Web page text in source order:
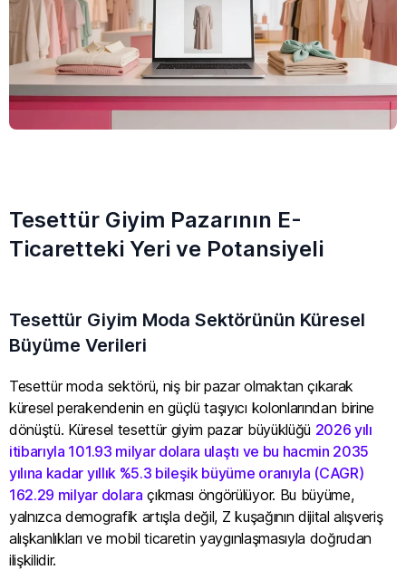
Tesettür Giyim Pazarının E-
Ticaretteki Yeri ve Potansiyeli
Tesettür Giyim Moda Sektörünün Küresel
Büyüme Verileri
Tesettür moda sektörü, niş bir pazar olmaktan çıkarak
küresel perakendenin en güçlü taşıyıcı kolonlarından birine
dönüştü. Küresel tesettür giyim pazar büyüklüğü 2026 yılı
itibarıyla 101.93 milyar dolara ulaştı ve bu hacmin 2035
yılına kadar yıllık %5.3 bileşik büyüme oranıyla (CAGR)
162.29 milyar dolara çıkması öngörülüyor. Bu büyüme,
yalnızca demografik artışla değil, Z kuşağının dijital alışveriş
alışkanlıkları ve mobil ticaretin yaygınlaşmasıyla doğrudan
ilişkilidir.